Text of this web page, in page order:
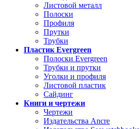
Листовой металл
Полоски
Профиля
Прутки
Трубки
Пластик Evergreen
Полоски Evergreen
Трубки и прутки
Уголки и профиля
Листовой пластик
Сайдинг
Книги и чертежи
Чертежи
Издательства Ancre